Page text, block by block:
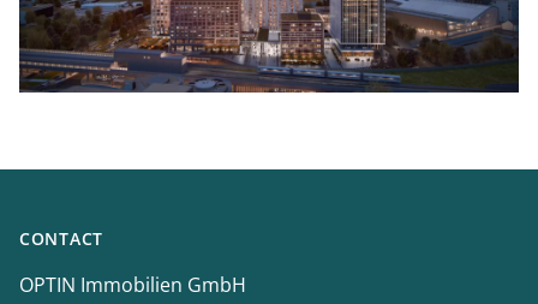
CONTACT
OPTIN Immobilien GmbH